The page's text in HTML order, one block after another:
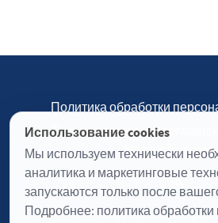
Использование cookies
Мы используем технически
аналитика и маркетинговые
запускаются только после
Подробнее: политика
Политика обработки
Пользовательское
Настройки
Журнал «Отинофф»